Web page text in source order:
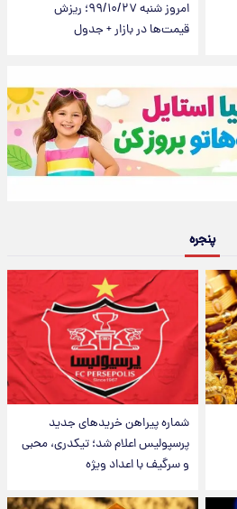
امروز شنبه ۹۹/۱۰/۲۷؛ ریزش
قیمت‌ها در بازار + جدول
پنجره
شماره پیراهن خریدهای جدید
پرسپولیس اعلام شد؛ تیکدری، محبی
و سرگیف با اعداد ویژه